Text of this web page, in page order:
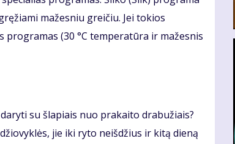
mažesniu greičiu. Jei tokios
(30 °C temperatūra ir mažesnis
su šlapiais nuo prakaito drabužiais?
jie iki ryto neišdžius ir kitą dieną